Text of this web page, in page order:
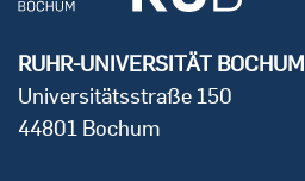
RUHR-UNIVERSITÄT BOCHUM
Universitätsstraße 150
44801 Bochum